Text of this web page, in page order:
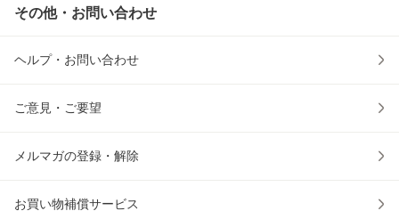
その他・お問い合わせ
ヘルプ・お問い合わせ
ご意見・ご要望
メルマガの登録・解除
お買い物補償サービス